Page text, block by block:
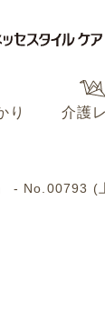
り 介護
- No.00793 (